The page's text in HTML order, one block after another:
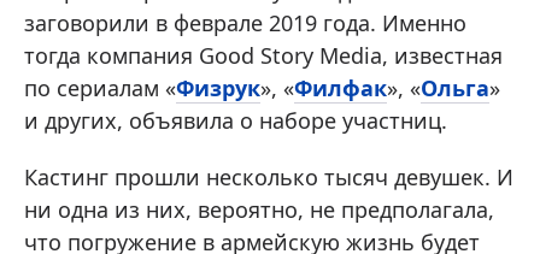
заговорили в феврале 2019 года. Именно
тогда компания Good Story Media, известная
по сериалам «Физрук», «Филфак», «Ольга»
и других, объявила о наборе участниц.
Кастинг прошли несколько тысяч девушек. И
ни одна из них, вероятно, не предполагала,
что погружение в армейскую жизнь будет